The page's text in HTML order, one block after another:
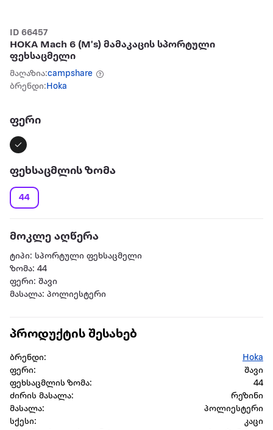
ID 66457
HOKA Mach 6 (M's) მამაკაცის სპორტული
ფეხსაცმელი
მაღაზია:campshare
ბრენდი:Hoka
ფერი
ფეხსაცმლის ზომა
44
მოკლე აღწერა
ტიპი: სპორტული ფეხსაცმელი
ზომა: 44
ფერი: შავი
მასალა: პოლიესტერი
პროდუქტის შესახებ
ბრენდი:
Hoka
ფერი:
შავი
ფეხსაცმლის ზომა:
44
ძირის მასალა:
რეზინი
მასალა:
პოლიესტერი
სქესი:
კაცი